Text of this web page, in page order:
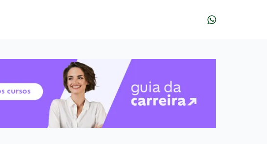
estudar?
quer estudar?